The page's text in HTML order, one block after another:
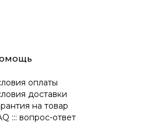
оплаты
доставки
на товар
::: вопрос-ответ